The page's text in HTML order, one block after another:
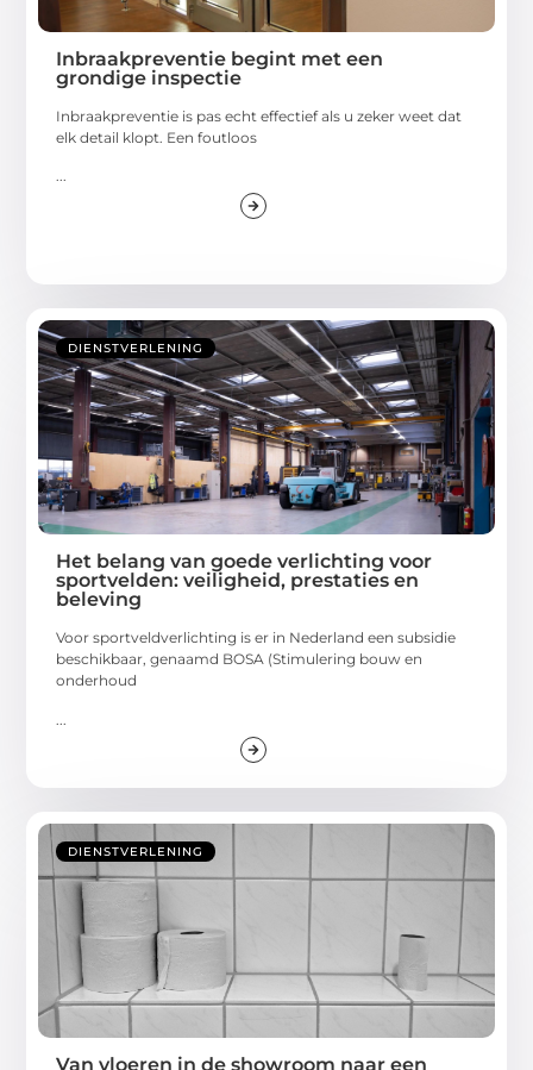
Inbraakpreventie begint met een
grondige inspectie
Inbraakpreventie is pas echt effectief als u zeker weet dat
elk detail klopt. Een foutloos
...
DIENSTVERLENING
Het belang van goede verlichting voor
sportvelden: veiligheid, prestaties en
beleving
Voor sportveldverlichting is er in Nederland een subsidie
beschikbaar, genaamd BOSA (Stimulering bouw en
onderhoud
DIENSTVERLENING
Van vloeren in de showroom naar een